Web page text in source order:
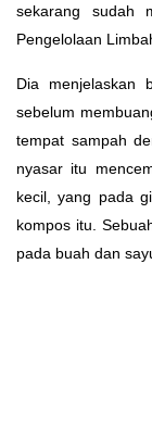
sekarang sudah
Pengelolaan
Dia menjelaskan
sebelum
tempat sampah
nyasar itu
kecil, yang pada
kompos itu.
pada buah dan